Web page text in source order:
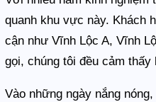
quanh khu vực này. Khách
cận như Vĩnh Lộc A, Vĩnh
gọi, chúng tôi đều cảm
Vào những ngày nắng